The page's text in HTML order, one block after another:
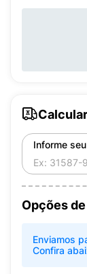
Informe
Opções
Enviamos
Confira